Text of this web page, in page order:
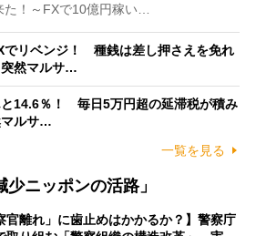
た！～FXで10億円稼い…
でリベンジ！ 種銭は差し押さえを免れ
突然マルサ…
と14.6％！ 毎日5万円超の延滞税が積み
マルサ…
一覧を見る
ニッポンの活路」
官離れ」に歯止めはかかるか？】警察庁